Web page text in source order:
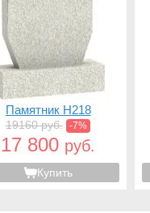
Памятник H218
19160 руб. -7%
17 800 руб.
Купить